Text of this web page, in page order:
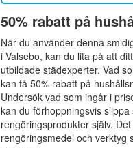
50% rabatt på
När du använder denna
i Valsebo, kan du lita på att
utbildade städexperter. Vad
kan få 50% rabatt på
Undersök vad som ingår i
kan du förhoppningsvis
rengöringsprodukter själv.
rengöringsmedel och verktyg